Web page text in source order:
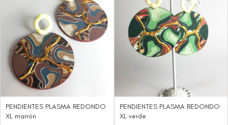
PENDIENTES PLASMA REDONDO
XL marrón
PENDIENTES PLASMA REDONDO
XL verde